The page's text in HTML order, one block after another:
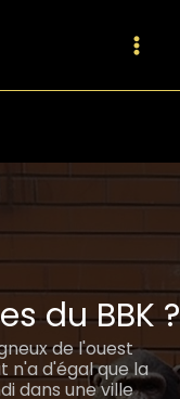
Main
du BBK ?
de l'ouest
n'a d'égal que la
dans une ville